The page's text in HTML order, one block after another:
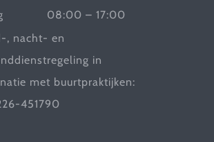
08:00 – 17:00
, nacht- en
in
met buurtpraktijken:
451790